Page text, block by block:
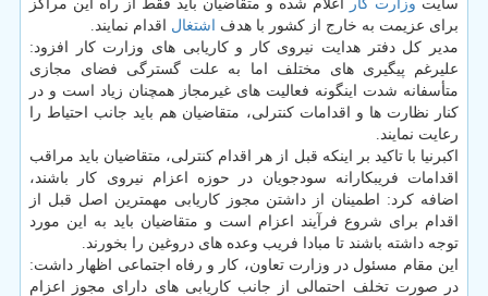
سایت وزارت كار
اعلام شده و متقاضیان باید فقط از راه این مراكز
برای عزیمت به خارج از كشور با هدف اشتغال اقدام نمایند.
مدیر كل دفتر هدایت نیروی كار و كاریابی های وزارت كار افزود:
علیرغم پیگیری های مختلف اما به علت گسترگی فضای مجازی
متأسفانه شدت اینگونه فعالیت های غیرمجاز همچنان زیاد است و در
كنار نظارت ها و اقدامات كنترلی، متقاضیان هم باید جانب احتیاط را
رعایت نمایند.
اكبرنیا با تاكید بر اینكه قبل از هر اقدام كنترلی، متقاضیان باید مراقب
اقدامات فریبكارانه سودجویان در حوزه اعزام نیروی كار باشند،
اضافه كرد: اطمینان از داشتن مجوز كاریابی مهمترین اصل قبل از
اقدام برای شروع فرآیند اعزام است و متقاضیان باید به این مورد
توجه داشته باشند تا مبادا فریب وعده های دروغین را بخورند.
این مقام مسئول در وزارت تعاون، كار و رفاه اجتماعی اظهار داشت:
در صورت تخلف احتمالی از جانب كاریابی های دارای مجوز اعزام